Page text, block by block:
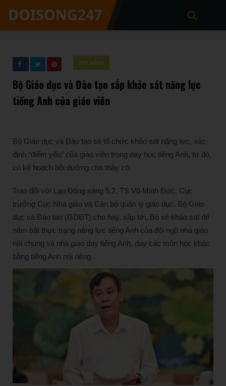
ĐỜI SỐNG
Bộ Giáo dục và Đào tạo sắp khảo sát năng lực
tiếng Anh của giáo viên
Bộ Giáo dục và Đào tạo sẽ tổ chức khảo sát năng lực, xác
định “điểm yếu” của giáo viên trong dạy học tiếng Anh, từ đó,
có kế hoạch bồi dưỡng cho thầy cô.
Trao đổi với Lao Động sáng 5.2, TS Vũ Minh Đức, Cục
trưởng Cục Nhà giáo và Cán bộ quản lý giáo dục, Bộ Giáo
dục và Đào tạo (GDĐT) cho hay, sắp tới, Bộ sẽ khảo sát để
nắm bắt thực trạng năng lực tiếng Anh của đội ngũ nhà giáo
nói chung và nhà giáo dạy tiếng Anh, dạy các môn học khác
bằng tiếng Anh nói riêng.